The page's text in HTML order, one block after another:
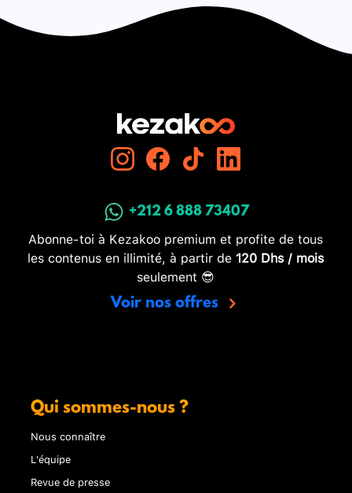
+212 6 888 73407
Abonne-toi à Kezakoo premium et profite de tous
les contenus en illimité, à partir de 120 Dhs / mois
seulement 😎
Voir nos offres
Qui sommes-nous ?
Nous connaître
L'équipe
Revue de presse